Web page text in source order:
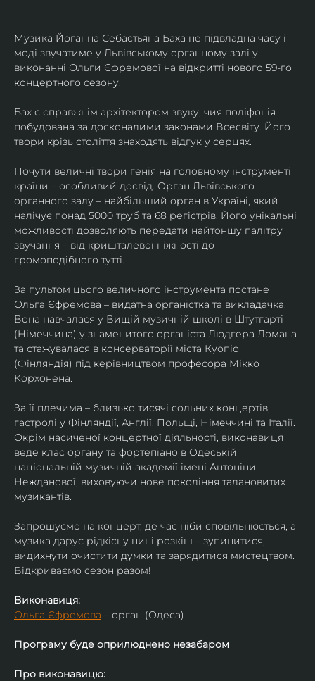
Музика Йоганна Себастьяна Баха не підвладна часу і
моді звучатиме у Львівському органному залі у
виконанні Ольги Єфремової на відкритті нового 59-го
концертного сезону.
Бах є справжнім архітектором звуку, чия поліфонія
побудована за досконалими законами Всесвіту. Його
твори крізь століття знаходять відгук у серцях.
Почути величні твори генія на головному інструменті
країни – особливий досвід. Орган Львівського
органного залу – найбільший орган в Україні, який
налічує понад 5000 труб та 68 регістрів. Його унікальні
можливості дозволяють передати найтоншу палітру
звучання – від кришталевої ніжності до
громоподібного тутті.
За пультом цього величного інструмента постане
Ольга Єфремова – видатна органістка та викладачка.
Вона навчалася у Вищій музичній школі в Штутгарті
(Німеччина) у знаменитого органіста Людгера Ломана
та стажувалася в консерваторії міста Куопіо
(Фінляндія) під керівництвом професора Мікко
Корхонена.
За її плечима – близько тисячі сольних концертів,
гастролі у Фінляндії, Англії, Польщі, Німеччині та Італії.
Окрім насиченої концертної діяльності, виконавиця
веде клас органу та фортепіано в Одеській
національній музичній академії імені Антоніни
Нежданової, виховуючи нове покоління талановитих
музикантів.
Запрошуємо на концерт, де час ніби сповільнюється, а
музика дарує рідкісну нині розкіш – зупинитися,
видихнути очистити думки та зарядитися мистецтвом.
Відкриваємо сезон разом!
Виконавиця:
Ольга Єфремова – орган (Одеса)
Програму буде оприлюднено незабаром
Про виконавицю: